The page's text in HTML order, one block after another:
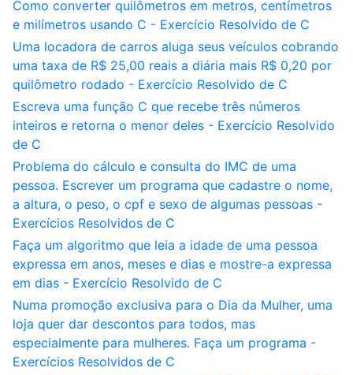
Como converter quilômetros em metros, centímetros
e milímetros usando C - Exercício Resolvido de C
Uma locadora de carros aluga seus veículos cobrando
uma taxa de R$ 25,00 reais a diária mais R$ 0,20 por
quilômetro rodado - Exercício Resolvido de C
Escreva uma função C que recebe três números
inteiros e retorna o menor deles - Exercício Resolvido
de C
Problema do cálculo e consulta do IMC de uma
pessoa. Escrever um programa que cadastre o nome,
a altura, o peso, o cpf e sexo de algumas pessoas -
Exercícios Resolvidos de C
Faça um algoritmo que leia a idade de uma pessoa
expressa em anos, meses e dias e mostre-a expressa
em dias - Exercício Resolvido de C
Numa promoção exclusiva para o Dia da Mulher, uma
loja quer dar descontos para todos, mas
especialmente para mulheres. Faça um programa -
Exercícios Resolvidos de C